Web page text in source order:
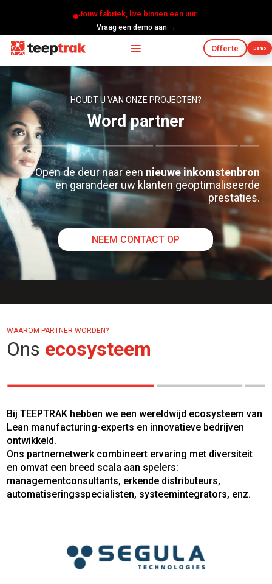
Jouw fabriek, live binnen een uur.
Vraag een demo aan →
Offerte Demo
HOUDT U VAN ONZE PROJECTEN?
Word partner
Open de deur naar een nieuwe inkomstenbron
en garandeer uw klanten geoptimaliseerde
prestaties.
NEEM CONTACT OP
WAAROM PARTNER WORDEN?
Ons ecosysteem
Bij TEEPTRAK hebben we een wereldwijd ecosysteem van
Lean manufacturing-experts en innovatieve bedrijven
ontwikkeld.
Ons partnernetwerk combineert ervaring met diversiteit
en omvat een breed scala aan spelers:
managementconsultants, erkende distributeurs,
automatiseringsspecialisten, systeemintegrators, enz.